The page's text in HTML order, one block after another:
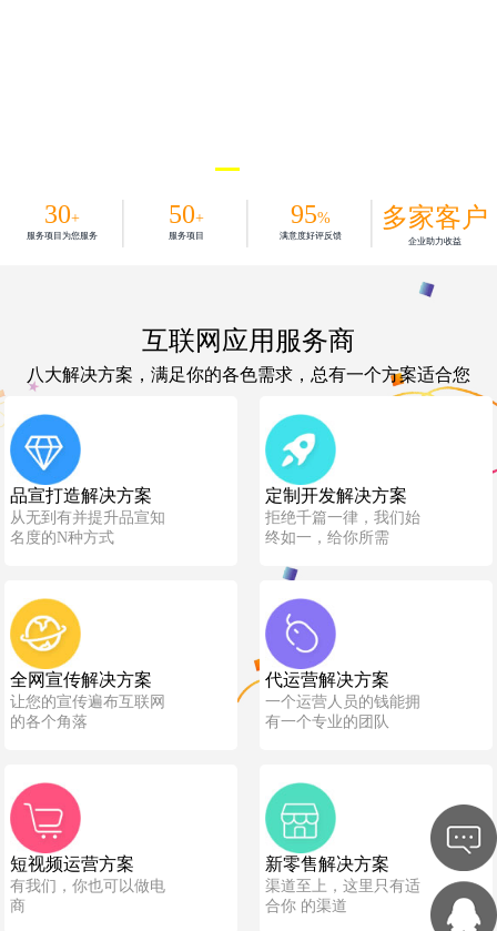
30+
服务项目为您服务
50+
服务项目
95%
满意度好评反馈
多家客户
企业助力收益
互联网应用服务商
八大解决方案，满足你的各色需求，总有一个方案适合您
品宣打造解决方案
从无到有并提升品宣知
名度的N种方式
定制开发解决方案
拒绝千篇一律，我们始
终如一，给你所需
全网宣传解决方案
让您的宣传遍布互联网
的各个角落
代运营解决方案
一个运营人员的钱能拥
有一个专业的团队
短视频运营方案
有我们，你也可以做电
商
新零售解决方案
渠道至上，这里只有适
合你 的渠道